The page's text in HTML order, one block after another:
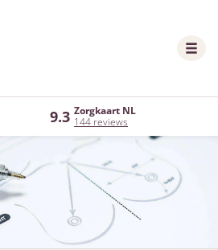
9.3 Zorgkaart NL
144 reviews